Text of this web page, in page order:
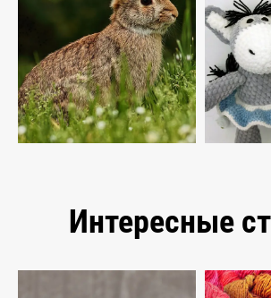
Интересные